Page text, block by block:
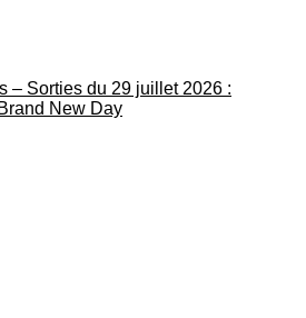
– Sorties du 29 juillet 2026 :
New Day